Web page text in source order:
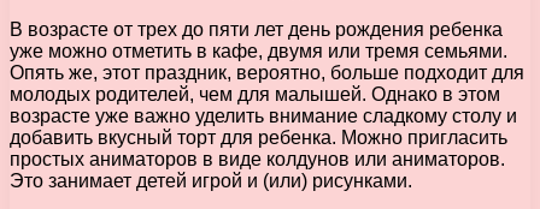
В возрасте от трех до пяти лет день рождения ребенка
уже можно отметить в кафе, двумя или тремя семьями.
Опять же, этот праздник, вероятно, больше подходит для
молодых родителей, чем для малышей. Однако в этом
возрасте уже важно уделить внимание сладкому столу и
добавить вкусный торт для ребенка. Можно пригласить
простых аниматоров в виде колдунов или аниматоров.
Это занимает детей игрой и (или) рисунками.